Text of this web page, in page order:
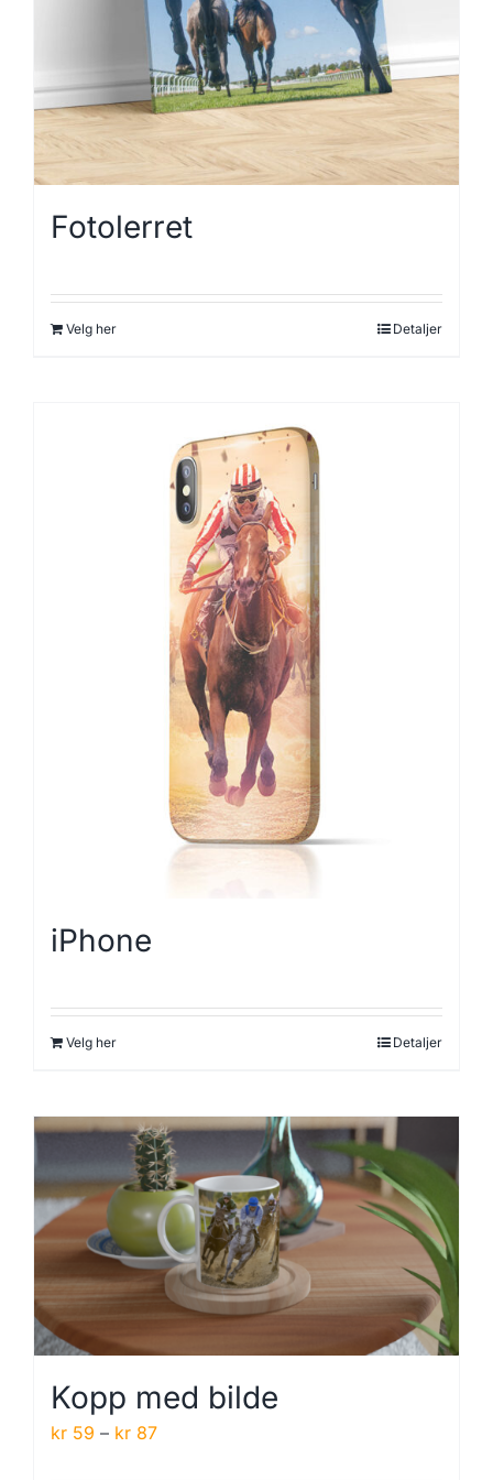
Fotolerret
Velg her Detaljer
iPhone
Velg her Detaljer
Kopp med bilde
kr 59 – kr 87Prisområde: